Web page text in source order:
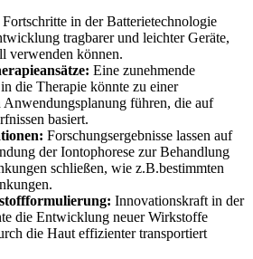
Fortschritte in der Batterietechnologie
tragbarer und leichter Geräte,
verwenden können.
Eine zunehmende
die Therapie‍ könnte zu einer
Anwendungsplanung führen,‌ die auf
basiert.
Forschungsergebnisse lassen auf
der Iontophorese zur Behandlung
schließen, wie z.B.bestimmten
⁣Innovationskraft in der
die ⁣Entwicklung neuer Wirkstoffe
die ⁤Haut effizienter transportiert